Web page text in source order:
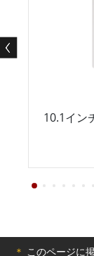
10.1イン
＊ このページに